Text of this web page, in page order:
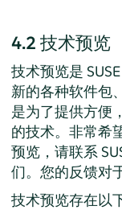
4.2 技术预览
技术预览是
新的各种软件包
是为了提供方便
的技术。非常希
预览，请联系
们。您的反馈对
技术预览存在以